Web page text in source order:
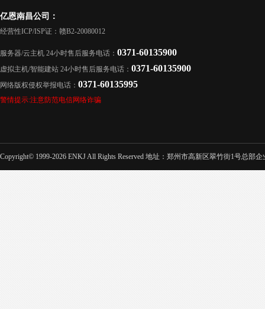
亿恩南昌公司：
经营性ICP/ISP证：赣B2-20080012
服务器/云主机 24小时售后服务电话： 0371-60135900
虚拟主机/智能建站 24小时售后服务电话： 0371-60135900
网络版权侵权举报电话： 0371-60135995
警情提示:注意防范电信网络诈骗
Copyright© 1999-2026 ENKJ All Rights Reserved 地址：郑州市高新区翠竹街1号